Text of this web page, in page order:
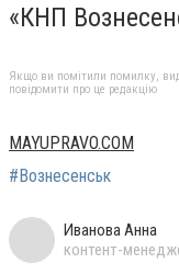
«КНП
Якщо ви помітили помилку,
повідомити про це редакцію
MAYUPRAVO.COM
#Вознесенськ
Иванова Анна
контент-